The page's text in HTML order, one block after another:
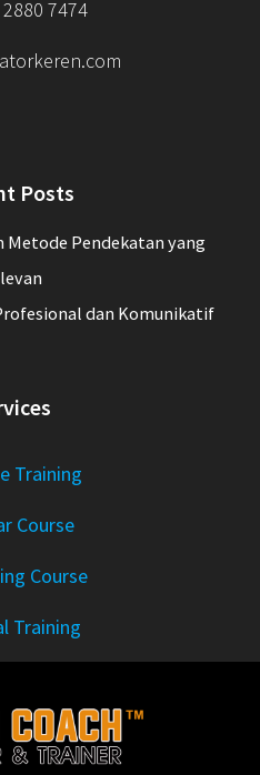
7474
Posts
Pendekatan yang
dan Komunikatif
Training
Course
Course
Training